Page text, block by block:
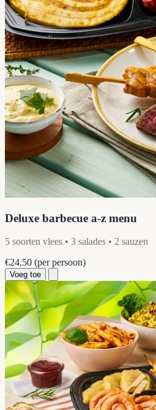
Deluxe barbecue a-z menu
5 soorten vlees • 3 salades • 2 sauzen
€24,50 (per persoon)
Voeg toe